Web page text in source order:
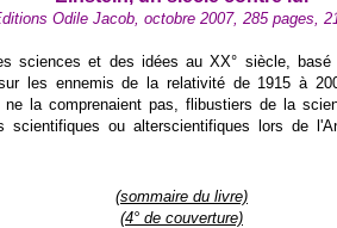
Odile Jacob, octobre 2007, 285 pages,
sciences et des idées au XX° siècle,
les ennemis de la relativité de 1915 à
ne la comprenaient pas, flibustiers de la
scientifiques ou alterscientifiques lors de
(sommaire du livre)
(4° de couverture)